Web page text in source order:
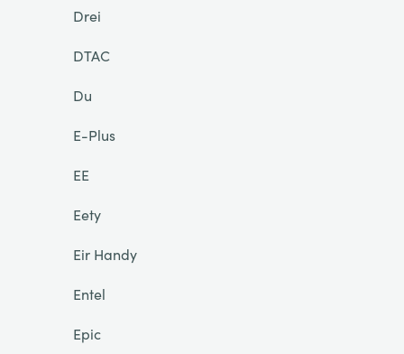
Drei
DTAC
Du
E-Plus
EE
Eety
Eir Handy
Entel
Epic